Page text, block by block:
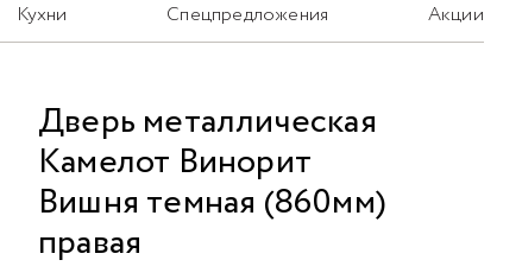
Кухни Спецпредложения Акции
Дверь металлическая
Камелот Винорит
Вишня темная (860мм)
правая